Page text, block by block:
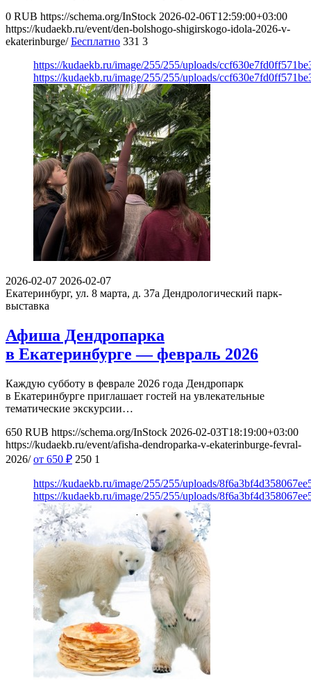
0 RUB https://schema.org/InStock 2026-02-06T12:59:00+03:00
https://kudaekb.ru/event/den-bolshogo-shigirskogo-idola-2026-v-
ekaterinburge/ Бесплатно 331 3
https://kudaekb.ru/image/255/255/uploads/
https://kudaekb.ru/image/255/255/uploads/
2026-02-07 2026-02-07
Екатеринбург, ул. 8 марта, д. 37а Дендрологический парк-
выставка
Афиша Дендропарка
в Екатеринбурге — февраль 2026
Каждую субботу в феврале 2026 года Дендропарк
в Екатеринбурге приглашает гостей на увлекательные
тематические экскурсии…
650 RUB https://schema.org/InStock 2026-02-03T18:19:00+03:00
https://kudaekb.ru/event/afisha-dendroparka-v-ekaterinburge-fevral-
2026/ от 650 ₽ 250 1
https://kudaekb.ru/image/255/255/uploads/
https://kudaekb.ru/image/255/255/uploads/